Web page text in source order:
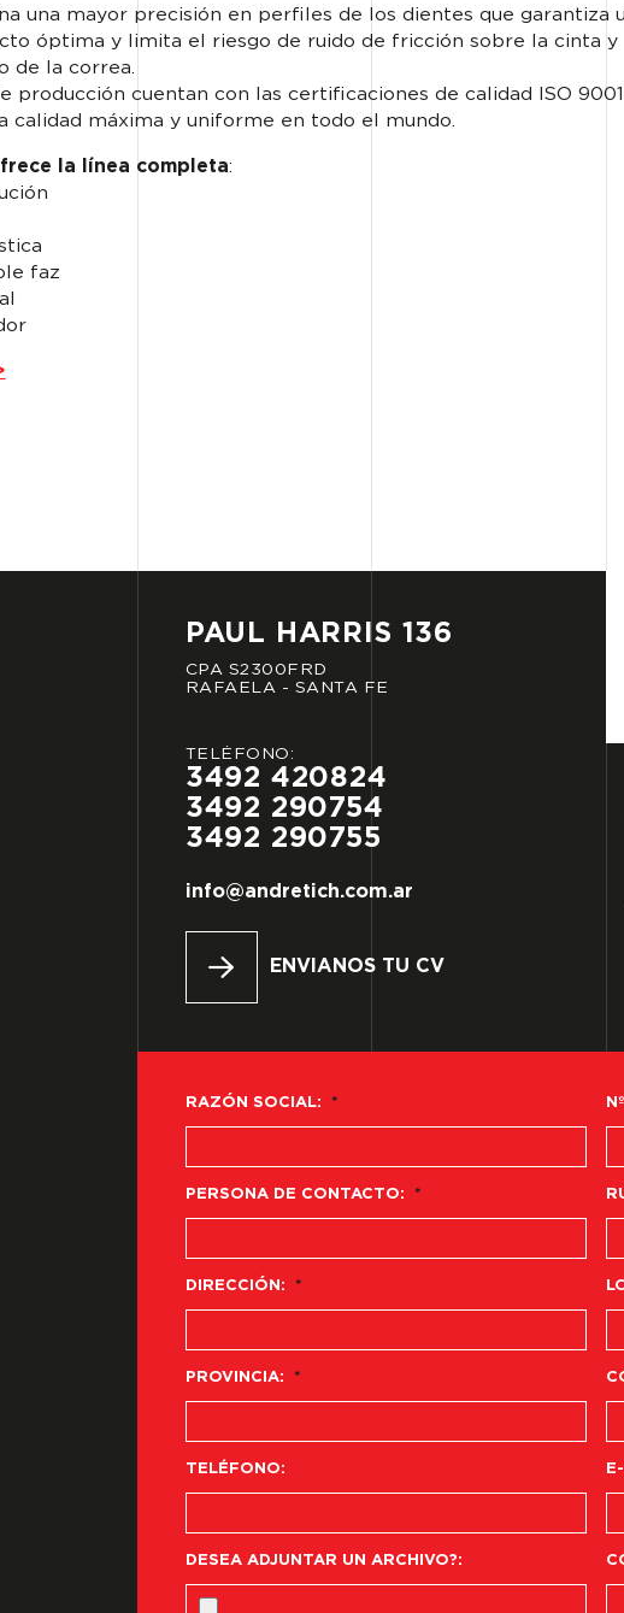
una mayor precisión en perfiles de los dientes que garantiza
óptima y limita el riesgo de ruido de fricción sobre la cinta y
de la correa.
producción cuentan con las certificaciones de calidad ISO
calidad máxima y uniforme en todo el mundo.
la línea completa:
faz
PAUL HARRIS 136
CPA S2300FRD
RAFAELA - SANTA FE
TELÉFONO:
3492 420824
3492 290754
3492 290755
info@andretich.com.ar
ENVIANOS TU CV
RAZÓN SOCIAL: *
PERSONA DE CONTACTO: *
DIRECCIÓN: *
PROVINCIA: *
TELÉFONO:
DESEA ADJUNTAR UN ARCHIVO?: